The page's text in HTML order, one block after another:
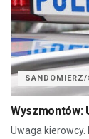
Wyszmontów:
Uwaga